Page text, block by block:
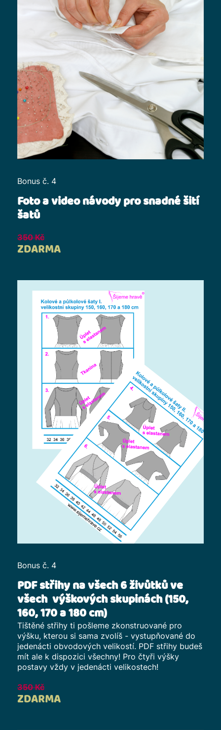
Bonus č. 4
Foto a video návody pro snadné šití
šatů
350 Kč
ZDARMA
Bonus č. 4
PDF střihy na všech 6 živůtků ve
všech výškových skupinách (150,
160, 170 a 180 cm)
Tištěné střihy ti pošleme zkonstruované pro
výšku, kterou si sama zvolíš - vystupňované do
jedenácti obvodových velikostí. PDF střihy budeš
mít ale k dispozici všechny! Pro čtyři výšky
postavy vždy v jedenácti velikostech!
350 Kč
ZDARMA